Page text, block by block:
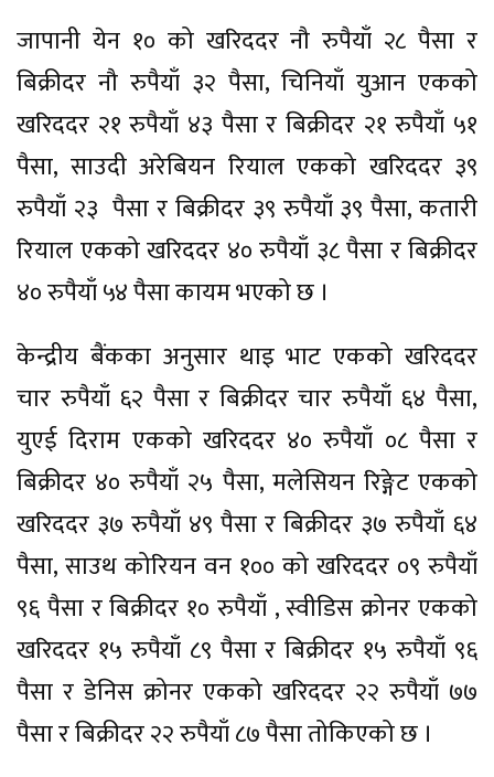
जापानी येन १० को खरिददर नौ रुपैयाँ २८ पैसा र
बिक्रीदर नौ रुपैयाँ ३२ पैसा, चिनियाँ युआन एकको
खरिददर २१ रुपैयाँ ४३ पैसा र बिक्रीदर २१ रुपैयाँ ५१
पैसा, साउदी अरेबियन रियाल एकको खरिददर ३९
रुपैयाँ २३ पैसा र बिक्रीदर ३९ रुपैयाँ ३९ पैसा, कतारी
रियाल एकको खरिददर ४० रुपैयाँ ३८ पैसा र बिक्रीदर
४० रुपैयाँ ५४ पैसा कायम भएको छ ।
केन्द्रीय बैंकका अनुसार थाइ भाट एकको खरिददर
चार रुपैयाँ ६२ पैसा र बिक्रीदर चार रुपैयाँ ६४ पैसा,
युएई दिराम एकको खरिददर ४० रुपैयाँ ०८ पैसा र
बिक्रीदर ४० रुपैयाँ २५ पैसा, मलेसियन रिङ्गेट एकको
खरिददर ३७ रुपैयाँ ४९ पैसा र बिक्रीदर ३७ रुपैयाँ ६४
पैसा, साउथ कोरियन वन १०० को खरिददर ०९ रुपैयाँ
९६ पैसा र बिक्रीदर १० रुपैयाँ , स्वीडिस क्रोनर एकको
खरिददर १५ रुपैयाँ ८९ पैसा र बिक्रीदर १५ रुपैयाँ ९६
पैसा र डेनिस क्रोनर एकको खरिददर २२ रुपैयाँ ७७
पैसा र बिक्रीदर २२ रुपैयाँ ८७ पैसा तोकिएको छ ।